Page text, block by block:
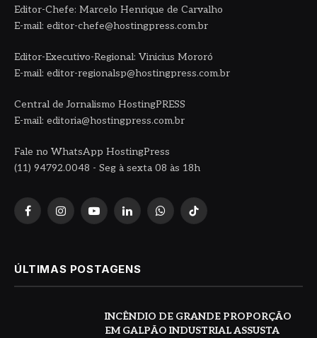
Editor-Chefe: Marcelo Henrique de Carvalho
E-mail: editor-chefe@hostingpress.com.br
Editor-Executivo-Regional: Vinicius Mororó
E-mail: editor-regionalsp@hostingpress.com.br
Central de Jornalismo HostingPRESS
E-mail: editoria@hostingpress.com.br
Fale no WhatsApp HostingPress
(11) 94792.0048 - Seg à sexta 08 às 18h
FacebookInstagramYouTubeLinkedInWhatsAppTikTok
ÚLTIMAS POSTAGENS
INCÊNDIO DE GRANDE PROPORÇÃO
EM GALPÃO INDUSTRIAL ASSUSTA